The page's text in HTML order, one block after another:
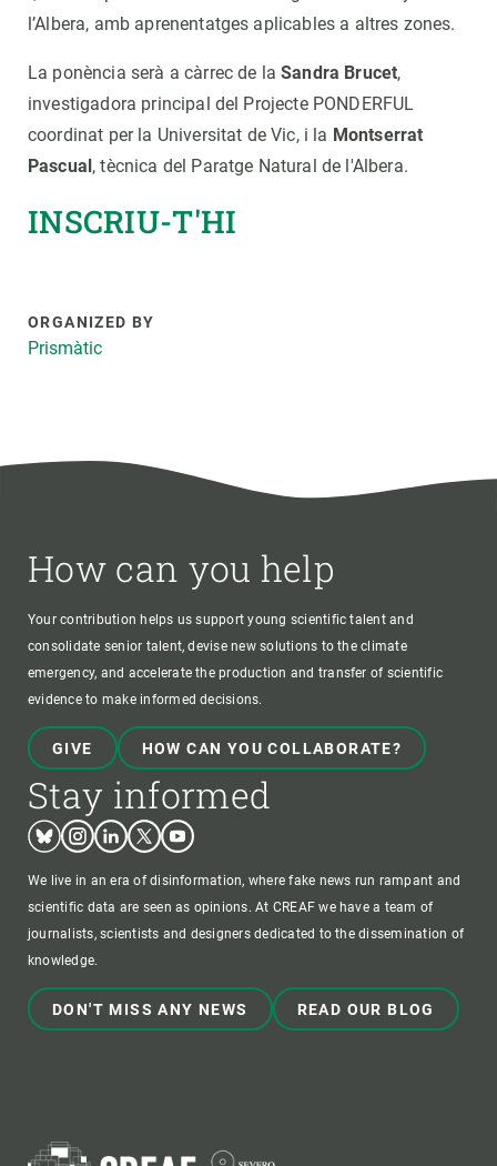
l’Albera, amb aprenentatges aplicables a altres zones.
La ponència serà a càrrec de laSandra Brucet,
investigadora principal del Projecte PONDERFUL
coordinat per la Universitat de Vic, i la Montserrat
Pascual, tècnica del Paratge Natural de l'Albera.
INSCRIU-T'HI
ORGANIZED BY
Prismàtic
How can you help
Your contribution helps us support young scientific talent and
consolidate senior talent, devise new solutions to the climate
emergency, and accelerate the production and transfer of scientific
evidence to make informed decisions.
GIVE HOW CAN YOU COLLABORATE?
Stay informed
BlueskyInstagram
LinkedinTwitterYoutube
We live in an era of disinformation, where fake news run rampant and
scientific data are seen as opinions. At CREAF we have a team of
journalists, scientists and designers dedicated to the dissemination of
knowledge.
DON'T MISS ANY NEWS READ OUR BLOG